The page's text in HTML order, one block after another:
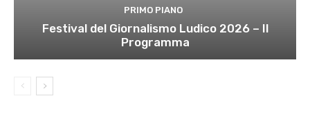
PRIMO PIANO
Festival del Giornalismo Ludico 2026 – Il
Programma